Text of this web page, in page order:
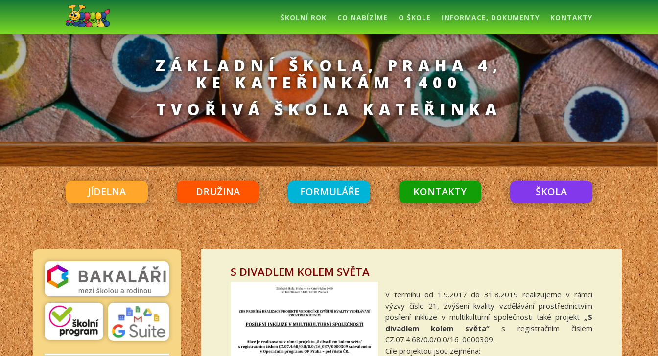
ŠKOLNÍ ROK CO NABÍZÍME O ŠKOLE INFORMACE, DOKUMENTY KONTAKTY
ZÁKLADNÍ ŠKOLA, PRAHA 4,
KE KATEŘINKÁM 1400
TVOŘIVÁ ŠKOLA KATEŘINKA
JÍDELNA DRUŽINA FORMULÁŘE KONTAKTY ŠKOLA
S DIVADLEM KOLEM SVĚTA
V termínu od 1.9.2017 do 31.8.2019 realizujeme v rámci
výzvy číslo 21, Zvýšení kvality vzdělávání prostřednictvím
posílení inkluze v multikulturní společnosti také projekt „S
divadlem kolem světa“ s registračním číslem
CZ.07.4.68/0.0/0.0/16_0000309.
Cíle projektou jsou zejména: